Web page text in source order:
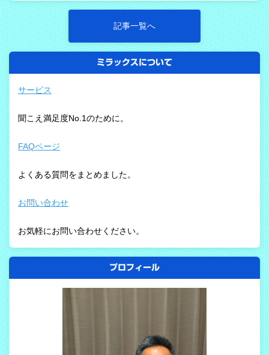
記事一覧へ
ミラックスについて
サービス
聞こえ満足度No.1のために。
FAQページ
よくある質問をまとめました。
お問い合わせ
お気軽にお問い合わせください。
プロフィール